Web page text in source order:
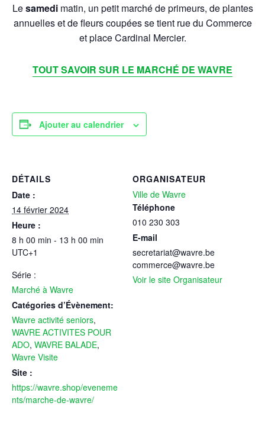
Lesamedimatin, un petit marché de primeurs, de plantes
annuelles et de fleurs coupées se tient rue du Commerce
et place Cardinal Mercier.
TOUT SAVOIR SUR LE MARCHÉ DE WAVRE
Ajouter au calendrier
DÉTAILS
Date :
14 février 2024
Heure :
8 h 00 min - 13 h 00 min
UTC+1
Série :
Marché à Wavre
Catégories d’Évènement:
Wavre activité seniors,
WAVRE ACTIVITES POUR
ADO, WAVRE BALADE,
Wavre Visite
Site :
https://wavre.shop/eveneme
nts/marche-de-wavre/
ORGANISATEUR
Ville de Wavre
Téléphone
010 230 303
E-mail
secretariat@wavre.be
commerce@wavre.be
Voir le site Organisateur